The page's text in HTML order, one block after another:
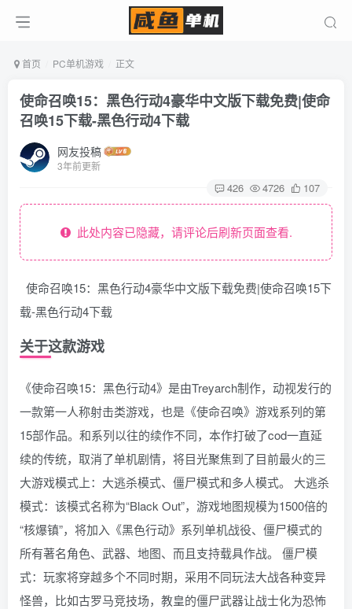
首页 PC单机游戏 正文
使命召唤15：黑色行动4豪华中文版下载免费|使命
召唤15下载-黑色行动4下载
网友投稿
3年前更新
426 4726 107
此处内容已隐藏，请评论后刷新页面查看.
使命召唤15：黑色行动4豪华中文版下载免费|使命召唤15下
载-黑色行动4下载
关于这款游戏
《使命召唤15：黑色行动4》是由Treyarch制作，动视发行的
一款第一人称射击类游戏，也是《使命召唤》游戏系列的第
15部作品。和系列以往的续作不同，本作打破了cod一直延
续的传统，取消了单机剧情，将目光聚焦到了目前最火的三
大游戏模式上：大逃杀模式、僵尸模式和多人模式。 大逃杀
模式：该模式名称为“Black Out”，游戏地图规模为1500倍的
“核爆镇”，将加入《黑色行动》系列单机战役、僵尸模式的
所有著名角色、武器、地图、而且支持载具作战。 僵尸模
式：玩家将穿越多个不同时期，采用不同玩法大战各种变异
怪兽，比如古罗马竞技场，教皇的僵尸武器让战士化为恐怖